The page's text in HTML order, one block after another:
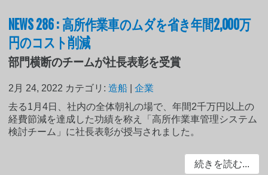
NEWS 286 : 高所作業車のムダを省き年間2,000万
円のコスト削減
部門横断のチームが社長表彰を受賞
2月 24, 2022 カテゴリ:造船 |企業
去る1月4日、社内の全体朝礼の場で、年間2千万円以上の
経費節減を達成した功績を称え「高所作業車管理システム
検討チーム」に社長表彰が授与されました。
続きを読む...